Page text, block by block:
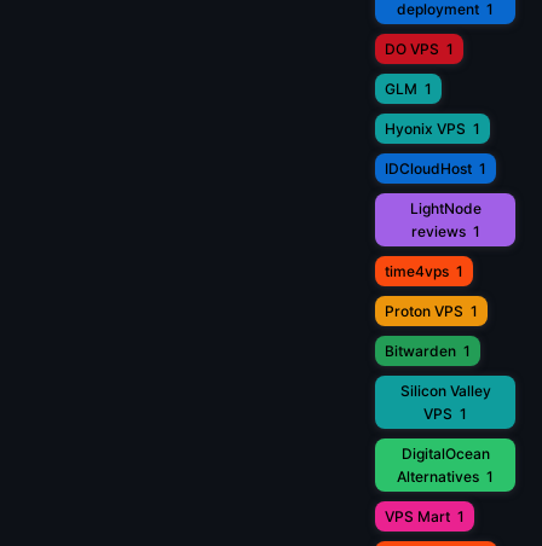
deployment 1
DO VPS 1
GLM 1
Hyonix VPS 1
IDCloudHost 1
LightNode
reviews 1
time4vps 1
Proton VPS 1
Bitwarden 1
Silicon Valley
VPS 1
DigitalOcean
Alternatives 1
VPS Mart 1